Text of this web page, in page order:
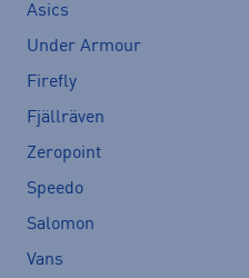
Asics
Under Armour
Firefly
Fjällräven
Zeropoint
Speedo
Salomon
Vans